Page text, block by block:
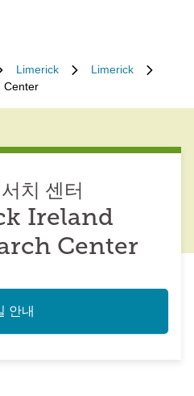
Limerick
Limerick
Center
치 센터
Ireland
Center
안내